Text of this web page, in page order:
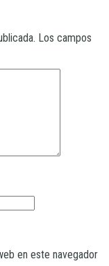
Los campos
en este navegador